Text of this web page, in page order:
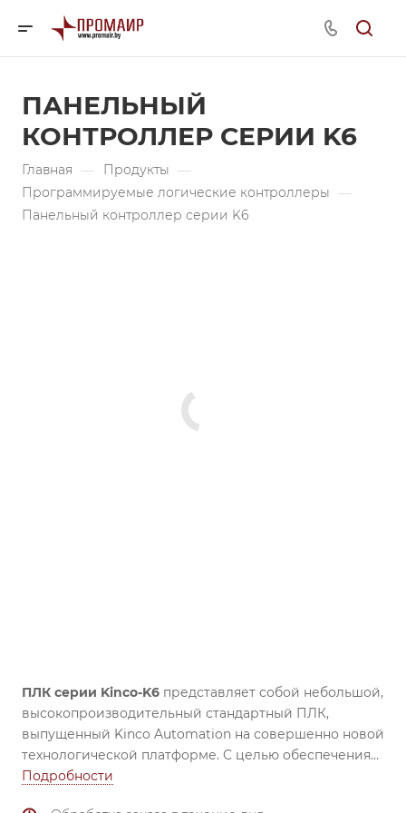
ПАНЕЛЬНЫЙ
КОНТРОЛЛЕР СЕРИИ K6
Главная — Продукты —
Программируемые логические контроллеры —
Панельный контроллер серии K6
ПЛК серии Kinco-K6 представляет собой небольшой,
высокопроизводительный стандартный ПЛК,
выпущенный Kinco Automation на совершенно новой
технологической платформе. С целью обеспечения
высокой производительности и высокой
Подробности